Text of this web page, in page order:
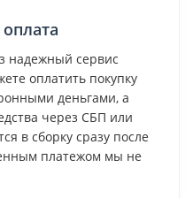
надежный сервис
оплатить покупку
деньгами, а
через СБП или
в сборку сразу после
платежом мы не